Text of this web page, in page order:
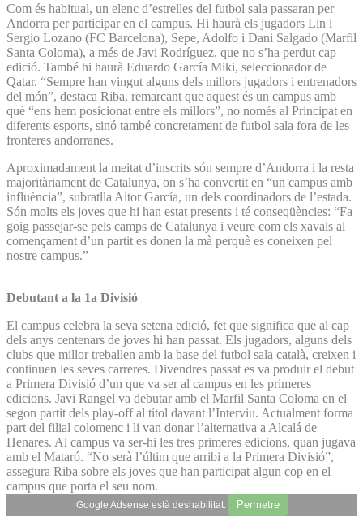
Com és habitual, un elenc d’estrelles del futbol sala passaran per
Andorra per participar en el campus. Hi haurà els jugadors Lin i
Sergio Lozano (FC Barcelona), Sepe, Adolfo i Dani Salgado (Marfil
Santa Coloma), a més de Javi Rodríguez, que no s’ha perdut cap
edició. També hi haurà Eduardo García Miki, seleccionador de
Qatar. “Sempre han vingut alguns dels millors jugadors i entrenadors
del món”, destaca Riba, remarcant que aquest és un campus amb
què “ens hem posicionat entre els millors”, no només al Principat en
diferents esports, sinó també concretament de futbol sala fora de les
fronteres andorranes.
Aproximadament la meitat d’inscrits són sempre d’An­dorra i la resta
majoritàriament de Catalunya, on s’ha convertit en “un campus amb
influència”, subratlla Aitor García, un dels coordinadors de l’estada.
Són molts els joves que hi han estat presents i té conseqüències: “Fa
goig passejar-se pels camps de Catalunya i veure com els xavals al
començament d’un partit es donen la mà perquè es coneixen pel
nostre campus.”
Debutant a la 1a Divisió
El campus celebra la seva setena edició, fet que significa que al cap
dels anys centenars de joves hi han passat. Els jugadors, alguns dels
clubs que millor treballen amb la base del futbol sala català, creixen i
continuen les seves carreres. Divendres passat es va produir el debut
a Primera Divisió d’un que va ser al campus en les primeres
edicions. Javi Rangel va debutar amb el Marfil Santa Coloma en el
segon partit dels play-off al títol davant l’Interviu. Actualment forma
part del filial colomenc i li van donar l’alternativa a Alcalá de
Henares. Al campus va ser-hi les tres primeres edicions, quan jugava
amb el Mataró. “No serà l’últim que arribi a la Primera Divisió”,
assegura Riba sobre els jo­ves que han participat algun cop en el
campus que porta el seu nom.
Google Adsense està deshabilitat. Permetre